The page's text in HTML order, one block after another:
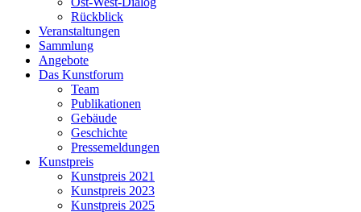
Rückblick
Veranstaltungen
Sammlung
Angebote
Das Kunstforum
Team
Publikationen
Gebäude
Geschichte
Pressemeldungen
Kunstpreis
Kunstpreis 2021
Kunstpreis 2023
Kunstpreis 2025